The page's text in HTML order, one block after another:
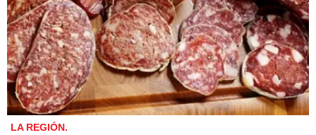
LA REGIÓN.